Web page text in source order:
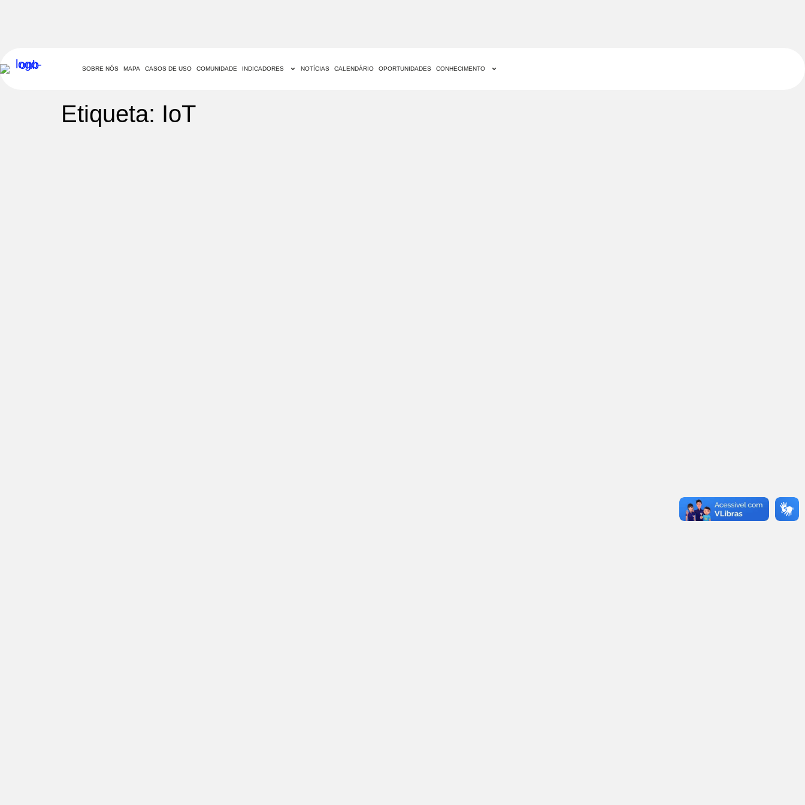
SOBRE NÓS MAPA CASOS DE USO COMUNIDADE INDICADORES NOTÍCIAS CALENDÁRIO OPORTUNIDADES CONHECIMENTO
Etiqueta: IoT